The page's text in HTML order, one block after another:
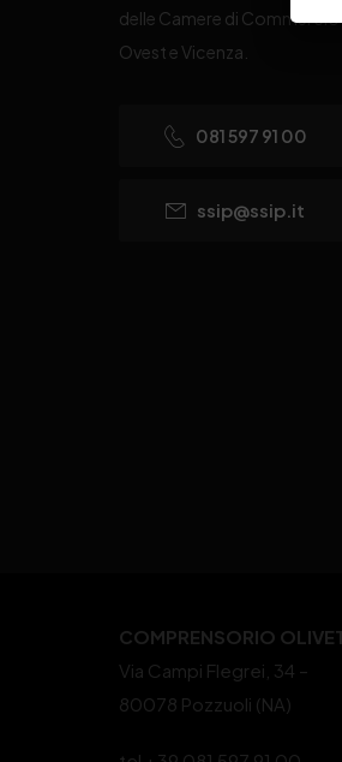
delle Camere di
Ovest e Vicenza.
081 597 91 00
ssip@ssip.it
COMPRENSORIO
Via Campi Flegrei, 34 –
80078 Pozzuoli (NA)